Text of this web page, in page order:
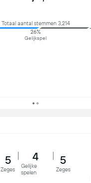
Totaal aantal stemmen 3,214
26%
Gelijkspel
5
Zeges
4
Gelijke
spelen
5
Zeges